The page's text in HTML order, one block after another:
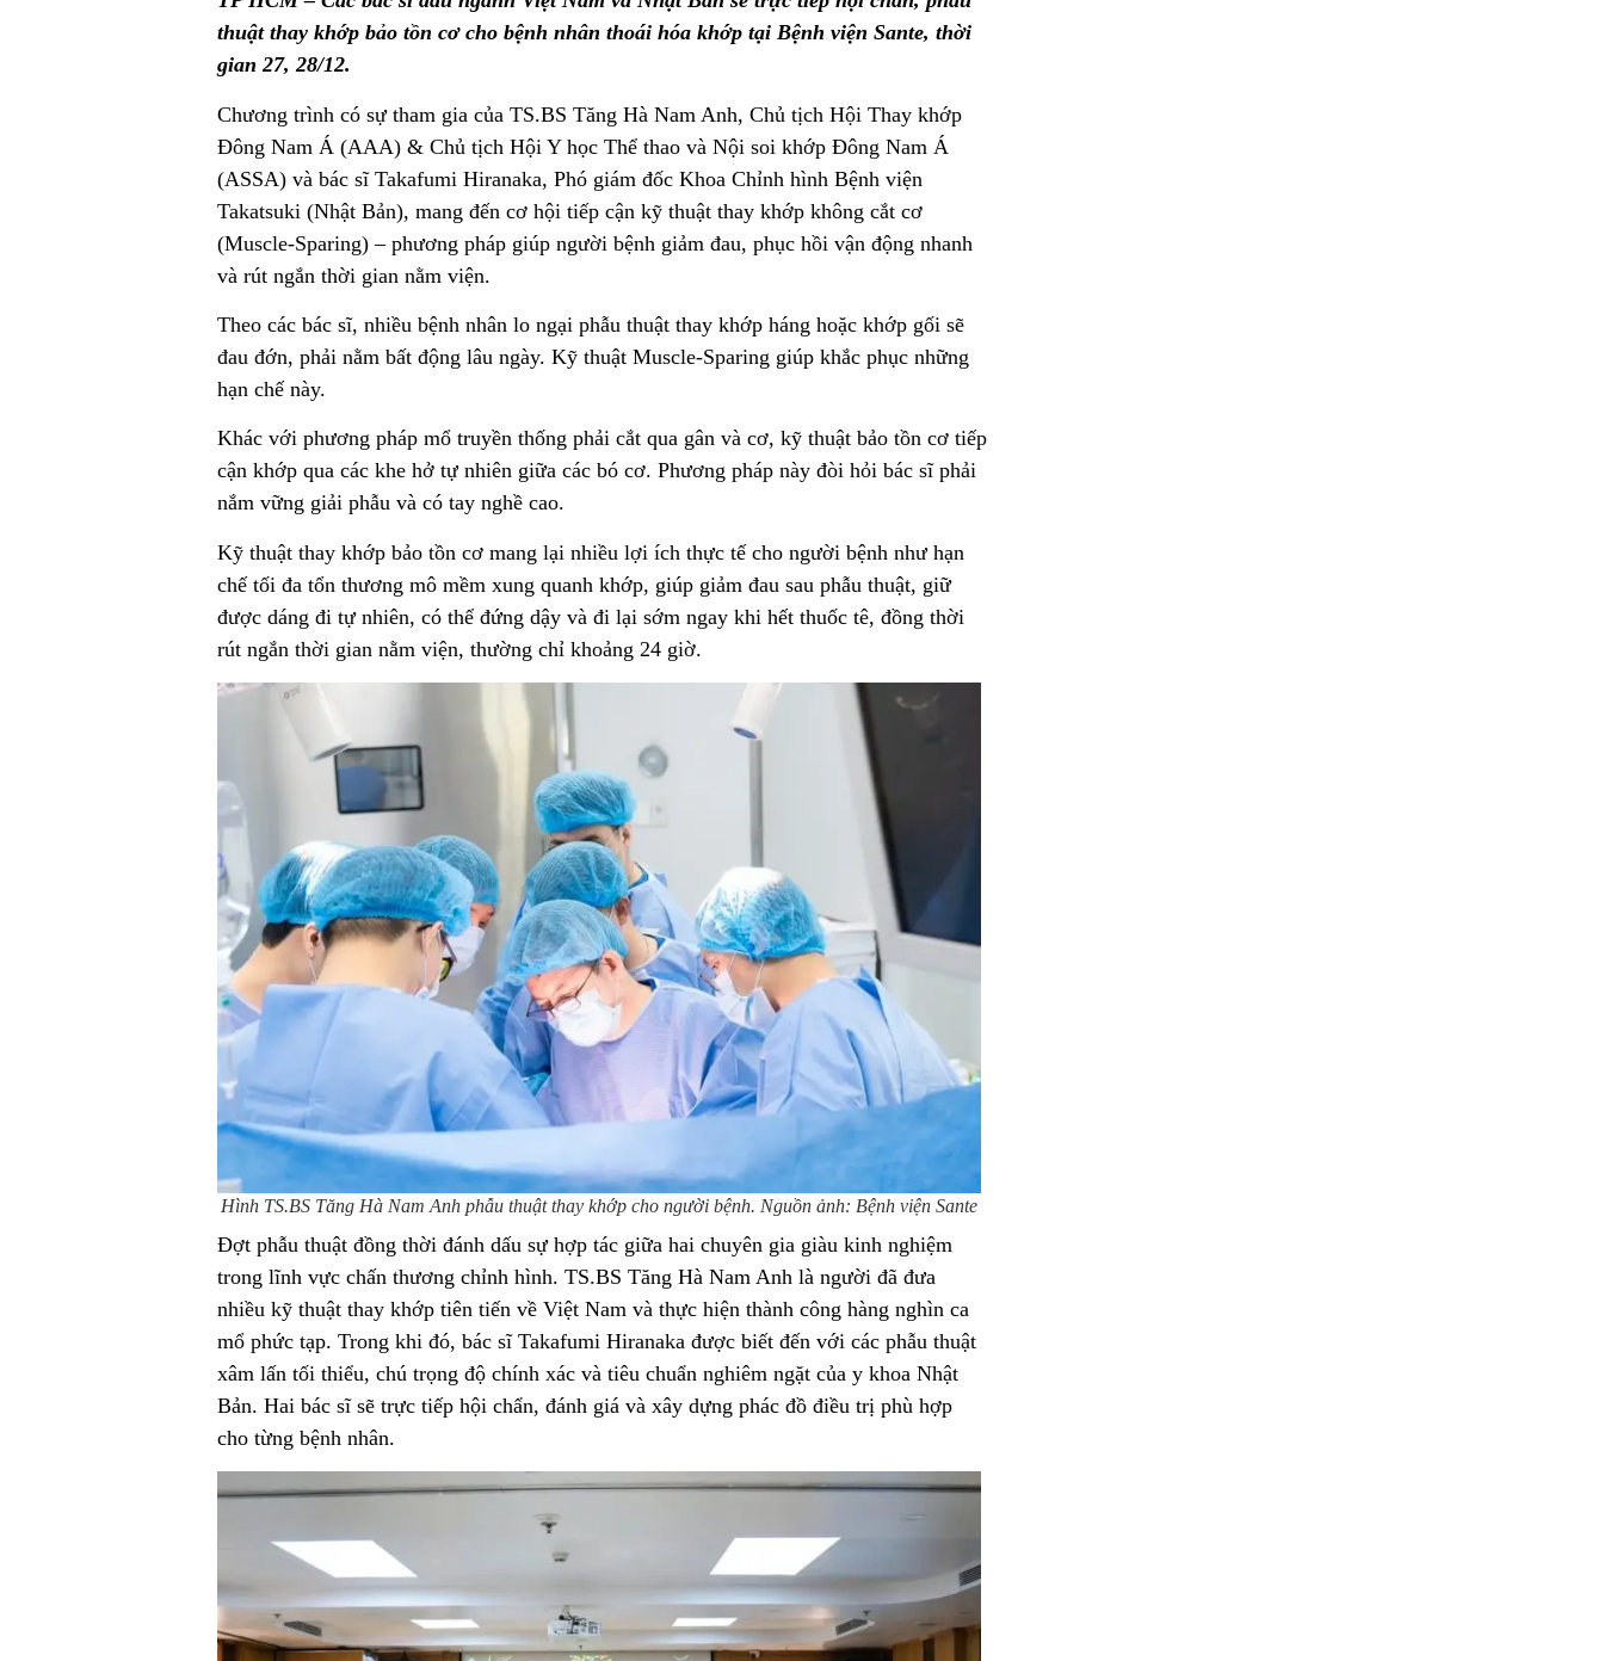
thuật thay khớp bảo tồn cơ cho bệnh nhân thoái hóa khớp tại Bệnh viện Sante, thời
gian 27, 28/12.
Chương trình có sự tham gia của TS.BS Tăng Hà Nam Anh, Chủ tịch Hội Thay khớp
Đông Nam Á (AAA) & Chủ tịch Hội Y học Thể thao và Nội soi khớp Đông Nam Á
(ASSA) và bác sĩ Takafumi Hiranaka, Phó giám đốc Khoa Chỉnh hình Bệnh viện
Takatsuki (Nhật Bản), mang đến cơ hội tiếp cận kỹ thuật thay khớp không cắt cơ
(Muscle-Sparing) – phương pháp giúp người bệnh giảm đau, phục hồi vận động nhanh
và rút ngắn thời gian nằm viện.
Theo các bác sĩ, nhiều bệnh nhân lo ngại phẫu thuật thay khớp háng hoặc khớp gối sẽ
đau đớn, phải nằm bất động lâu ngày. Kỹ thuật Muscle-Sparing giúp khắc phục những
hạn chế này.
Khác với phương pháp mổ truyền thống phải cắt qua gân và cơ, kỹ thuật bảo tồn cơ tiếp
cận khớp qua các khe hở tự nhiên giữa các bó cơ. Phương pháp này đòi hỏi bác sĩ phải
nắm vững giải phẫu và có tay nghề cao.
Kỹ thuật thay khớp bảo tồn cơ mang lại nhiều lợi ích thực tế cho người bệnh như hạn
chế tối đa tổn thương mô mềm xung quanh khớp, giúp giảm đau sau phẫu thuật, giữ
được dáng đi tự nhiên, có thể đứng dậy và đi lại sớm ngay khi hết thuốc tê, đồng thời
rút ngắn thời gian nằm viện, thường chỉ khoảng 24 giờ.
Hình TS.BS Tăng Hà Nam Anh phẫu thuật thay khớp cho người bệnh. Nguồn ảnh: Bệnh viện Sante
Đợt phẫu thuật đồng thời đánh dấu sự hợp tác giữa hai chuyên gia giàu kinh nghiệm
trong lĩnh vực chấn thương chỉnh hình. TS.BS Tăng Hà Nam Anh là người đã đưa
nhiều kỹ thuật thay khớp tiên tiến về Việt Nam và thực hiện thành công hàng nghìn ca
mổ phức tạp. Trong khi đó, bác sĩ Takafumi Hiranaka được biết đến với các phẫu thuật
xâm lấn tối thiểu, chú trọng độ chính xác và tiêu chuẩn nghiêm ngặt của y khoa Nhật
Bản. Hai bác sĩ sẽ trực tiếp hội chẩn, đánh giá và xây dựng phác đồ điều trị phù hợp
cho từng bệnh nhân.